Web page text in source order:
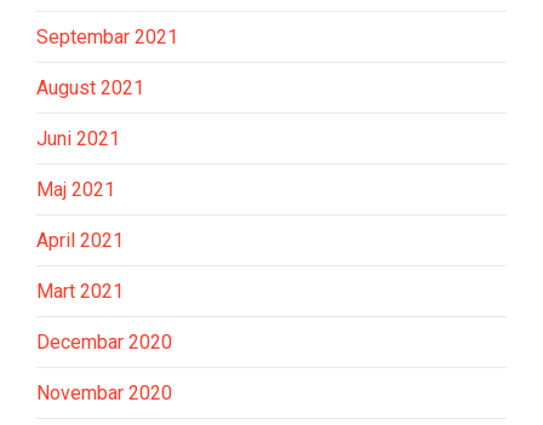
Septembar 2021
August 2021
Juni 2021
Maj 2021
April 2021
Mart 2021
Decembar 2020
Novembar 2020